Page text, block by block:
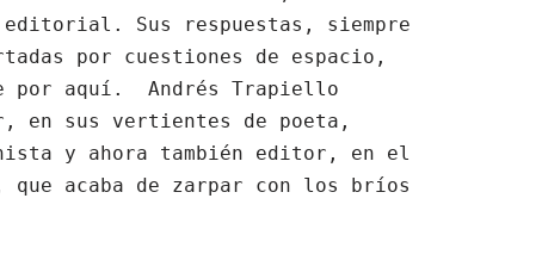
Sus respuestas, siempre
por cuestiones de espacio,
por aquí. Andrés Trapiello
en sus vertientes de poeta,
y ahora también editor, en el
acaba de zarpar con los bríos